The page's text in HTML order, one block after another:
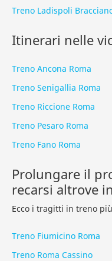
Treno Ladispoli
Itinerari nelle
Treno Ancona Roma
Treno Senigallia Roma
Treno Riccione Roma
Treno Pesaro Roma
Treno Fano Roma
Prolungare il
recarsi altrove
Ecco i tragitti in treno
Treno Fiumicino Roma
Treno Roma Cassino